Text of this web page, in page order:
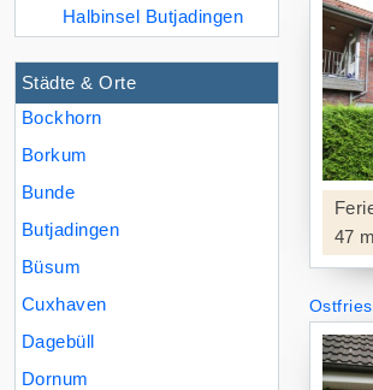
Halbinsel Butjadingen
Städte & Orte
Bockhorn
Borkum
Bunde
Butjadingen
Büsum
Cuxhaven
Dagebüll
Dornum
47